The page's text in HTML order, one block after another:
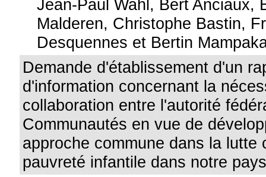
Jean-Paul Wahl, Bert Anciaux,
Malderen, Christophe Bastin,
Desquennes et Bertin
Demande d'établissement d'un
d'information concernant la
collaboration entre l'autorité
Communautés en vue de
approche commune dans la lutte
pauvreté infantile dans notre